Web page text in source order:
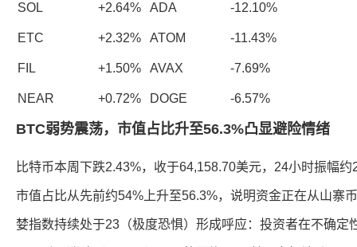
SOL +2.64% ADA -12.10%
ETC +2.32% ATOM -11.43%
FIL +1.50% AVAX -7.69%
NEAR +0.72% DOGE -6.57%
BTC弱势震荡，市值占比升至56.3%凸显避险情绪
比特币本周下跌2.43%，收于64,158.70美元，24小时振幅
市值占比从先前约54%上升至56.3%，说明资金正在从山寨
婪指数持续处于23（极度恐惧）形成呼应：投资者在不确定